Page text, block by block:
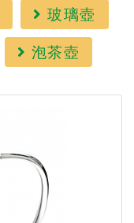
玻璃壺
泡茶壺